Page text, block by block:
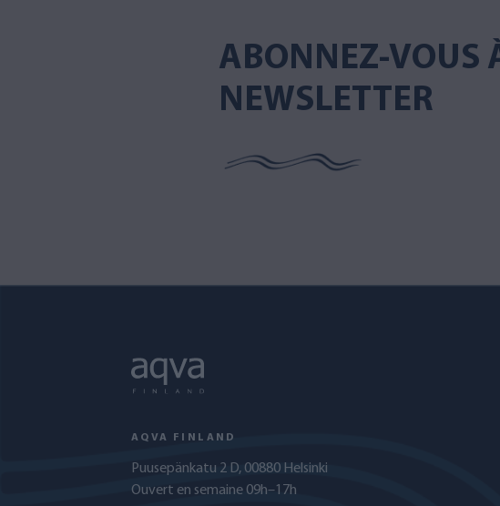
ABONNEZ-VOUS
NEWSLETTER
AQVA FINLAND
Puusepänkatu 2 D, 00880 Helsinki
Ouvert en semaine 09h–17h